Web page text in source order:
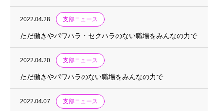
2022.04.28 支部ニュース
ただ働きやパワハラ・セクハラのない職場をみんなの力で
2022.04.20 支部ニュース
ただ働きやパワハラのない職場をみんなの力で
2022.04.07 支部ニュース